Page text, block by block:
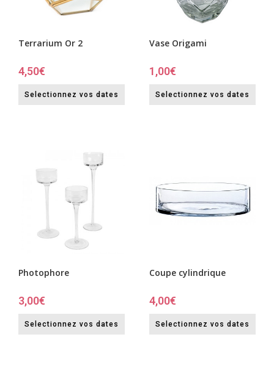
Terrarium Or 2
4,50€
Selectionnez vos dates
Vase Origami
1,00€
Selectionnez vos dates
Photophore
3,00€
Selectionnez vos dates
Coupe cylindrique
4,00€
Selectionnez vos dates